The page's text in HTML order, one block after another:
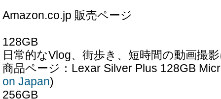
Amazon.co.jp 販売ページ
128GB
日常的なVlog、街歩き、短時間の動画撮
商品ページ：Lexar Silver Plus 128GB
on Japan)
256GB